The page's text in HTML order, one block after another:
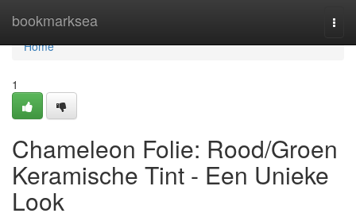
bookmarksea
Home
Home
1
Chameleon Folie: Rood/Groen
Keramische Tint - Een Unieke
Look